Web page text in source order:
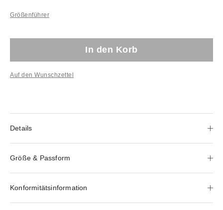
Größenführer
In den Korb
Auf den Wunschzettel
Details
Größe & Passform
Konformitätsinformation